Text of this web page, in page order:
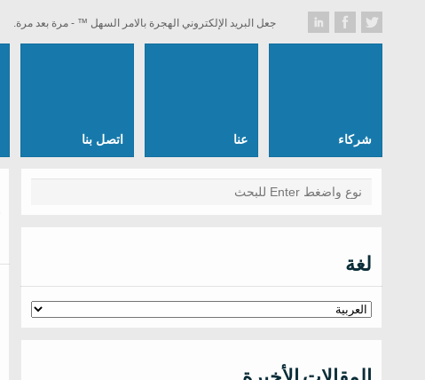
جعل البريد الإلكتروني الهجرة بالامر السهل ™ - مرة بعد مرة.
اتصل بنا عنا شركاء
لغة